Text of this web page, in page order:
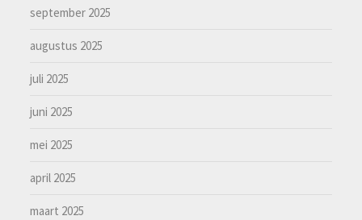
september 2025
augustus 2025
juli 2025
juni 2025
mei 2025
april 2025
maart 2025